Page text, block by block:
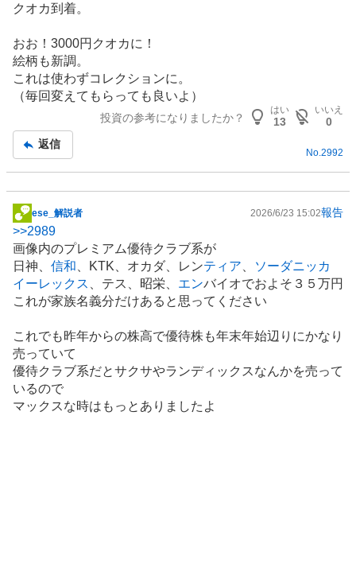
示
記
事
クオカ到着。
おお！3000円クオカに！
絵柄も新調。
これは使わずコレクションに。
（毎回変えてもらっても良いよ）
投資の参考になりましたか？
はい
13
いいえ
0
返信
No. 2992
掲
示
板
記
事
ese_解説者 2026/6/23 15:02報告
>>2989
画像内のプレミアム優待クラブ系が
日神、 信和 、KTK、オカダ、レンティア
ソーダニッカ
イーレックス
、テス、昭栄、 エンバイオでおよそ３５万円
これが家族名義分だけあると思ってください
これでも昨年からの株高で優待株も年末年始辺りにかなり
売っていて
優待クラブ系だとサクサやランディックスなんかを売って
いるので
マックスな時はもっとありましたよ